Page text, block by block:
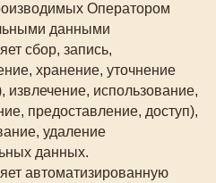
Оператором
данными
сбор, запись,
хранение, уточнение
использование,
предоставление, доступ),
удаление
данных.
автоматизированную